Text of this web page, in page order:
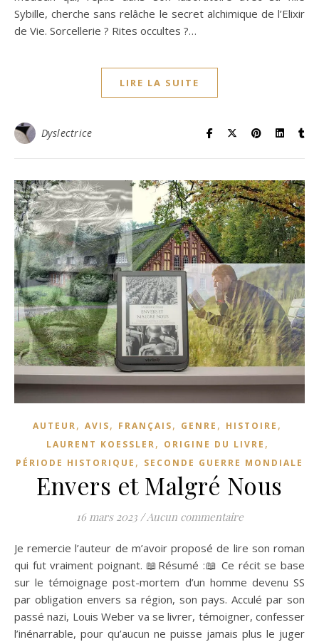
Sybille, cherche sans relâche le secret alchimique de l’Elixir
de Vie. Sorcellerie ? Rites occultes ?…
LIRE LA SUITE
Dyslectrice
AUTEUR, AVIS, FRANÇAIS, GENRE , HISTOIRE ,
LAURENT KOESSLER, ORIGINE DU LIVRE ,
PÉRIODE HISTORIQUE , SECONDE GUERRE MONDIALE
Envers et Malgré Nous
16 mars 2023 /Aucun commentaire
Je remercie l’auteur de m’avoir proposé de lire son roman
qui fut vraiment poignant. 📖Résumé :📖 Ce récit se base
sur le témoignage post-mortem d’un homme devenu SS
par obligation envers sa région, son pays. Acculé par son
passé nazi, Louis Weber va se livrer, témoigner, confesser
l’inénarrable, pour qu’aucun ne puisse jamais plus le juger